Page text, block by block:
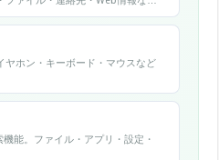
ヤホン・キーボード・マウスなど
能。ファイル・アプリ・設定・